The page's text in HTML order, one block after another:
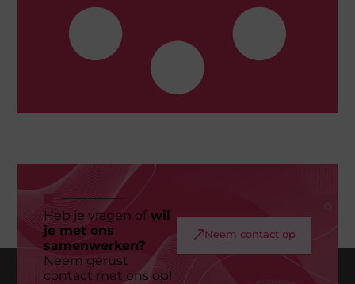
Heb je vragen ofwil
je met ons
samenwerken?
Neem gerust
contact met ons op!
Neem contact op